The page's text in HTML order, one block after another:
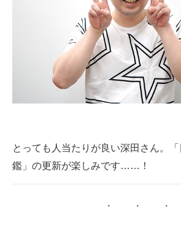
とっても人当たりが良い深田さん。
鑑」の更新が楽しみです……！